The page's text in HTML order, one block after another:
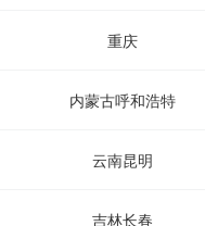
重庆
内蒙古呼和浩特
云南昆明
吉林长春